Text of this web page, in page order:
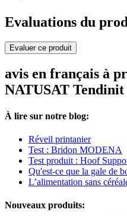
Evaluations du
Evaluer ce produit
avis en français à
NATUSAT
À lire sur notre blog:
Réveil printanier
Test : Bridon MODENA
Test produit : Hoof
Qu'est-ce que la gale de
L’alimentation sans
Nouveaux produits: